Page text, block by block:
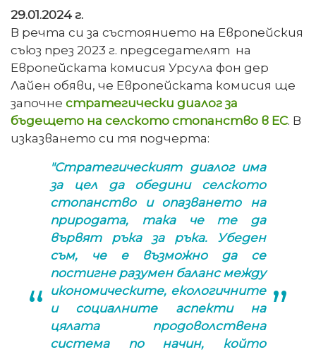
29.01.2024 г.
В речта си за състоянието на Европейския
съюз през 2023 г. председателят на
Европейската комисия Урсула фон дер
Лайен обяви, че Европейската комисия ще
започне стратегически диалог за
бъдещето на селското стопанство в ЕС. В
изказването си тя подчерта:
"Стратегическият диалог има
за цел да обедини селското
стопанство и опазването на
природата, така че те да
вървят ръка за ръка. Убеден
съм, че е възможно да се
постигне разумен баланс между
икономическите, екологичните
и социалните аспекти на
цялата продоволствена
система по начин, който